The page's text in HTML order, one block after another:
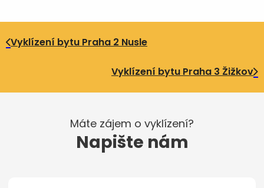
Vyklízení bytu Praha 2 Nusle
Vyklízení bytu Praha 3 Žižkov
Máte zájem o vyklízení?
Napište nám